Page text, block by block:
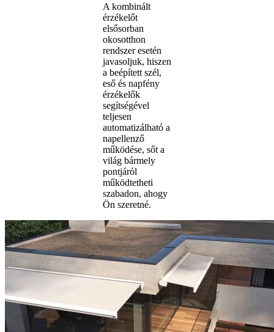
A kombinált
érzékelőt
elsősorban
okosotthon
rendszer esetén
javasoljuk, hiszen
a beépített szél,
eső és napfény
érzékelők
segítségével
teljesen
automatizálható a
napellenző
működése, sőt a
világ bármely
pontjáról
működtetheti
szabadon, ahogy
Ön szeretné.